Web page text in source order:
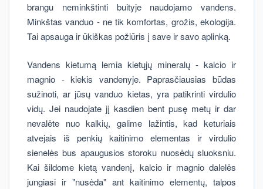
brangu neminkštinti buityje naudojamo vandens.
Minkštas vanduo - ne tik komfortas, grožis, ekologija.
Tai apsauga ir ūkiškas požiūris į save ir savo aplinką.
Vandens kietumą lemia kietųjų mineralų - kalcio ir
magnio - kiekis vandenyje. Paprasčiausias būdas
sužinoti, ar jūsų vanduo kietas, yra patikrinti virdulio
vidų. Jei naudojate jį kasdien bent pusę metų ir dar
nevalėte nuo kalkių, galime lažintis, kad keturiais
atvejais iš penkių kaitinimo elementas ir virdulio
sienelės bus apaugusios storoku nuosėdų sluoksniu.
Kai šildome kietą vandenį, kalcio ir magnio dalelės
jungiasi ir "nusėda" ant kaitinimo elementų, talpos